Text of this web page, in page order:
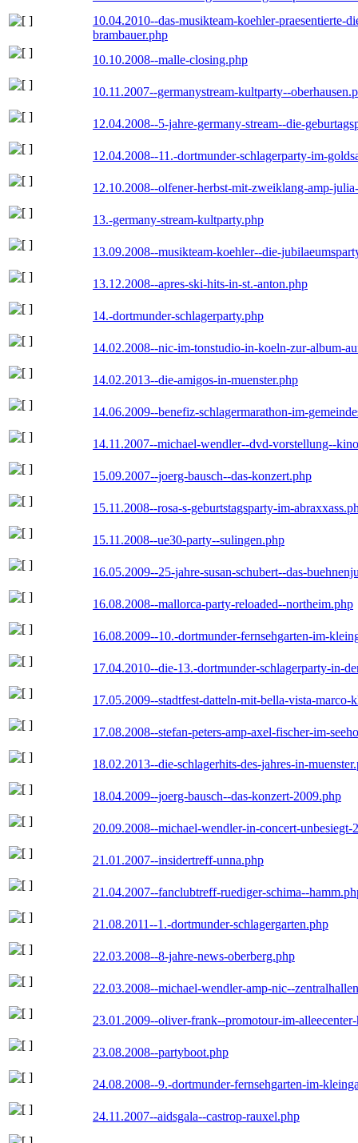
10.04.2010--das-musikteam-koehler-praesentierte-
brambauer.php
10.10.2008--malle-closing.php
10.11.2007--germanystream-kultparty--
12.04.2008--5-jahre-germany-stream--die-
12.04.2008--11.-dortmunder-schlagerparty-im-
12.10.2008--olfener-herbst-mit-zweiklang-amp-
13.-germany-stream-kultparty.php
13.09.2008--musikteam-koehler--die-
13.12.2008--apres-ski-hits-in-st.-anton.php
14.-dortmunder-schlagerparty.php
14.02.2008--nic-im-tonstudio-in-koeln-zur-album-
14.02.2013--die-amigos-in-muenster.php
14.06.2009--benefiz-schlagermarathon-im-
14.11.2007--michael-wendler--dvd-vorstellung--
15.09.2007--joerg-bausch--das-konzert.php
15.11.2008--rosa-s-geburtstagsparty-im-
15.11.2008--ue30-party--sulingen.php
16.05.2009--25-jahre-susan-schubert--das-
16.08.2008--mallorca-party-reloaded--northeim.php
16.08.2009--10.-dortmunder-fernsehgarten-im-
17.04.2010--die-13.-dortmunder-schlagerparty-in-
17.05.2009--stadtfest-datteln-mit-bella-vista-marco-
17.08.2008--stefan-peters-amp-axel-fischer-im-
18.02.2013--die-schlagerhits-des-jahres-in-
18.04.2009--joerg-bausch--das-konzert-2009.php
20.09.2008--michael-wendler-in-concert-unbesiegt-
21.01.2007--insidertreff-unna.php
21.04.2007--fanclubtreff-ruediger-schima--
21.08.2011--1.-dortmunder-schlagergarten.php
22.03.2008--8-jahre-news-oberberg.php
22.03.2008--michael-wendler-amp-nic--
23.01.2009--oliver-frank--promotour-im-
23.08.2008--partyboot.php
24.08.2008--9.-dortmunder-fernsehgarten-im-
24.11.2007--aidsgala--castrop-rauxel.php